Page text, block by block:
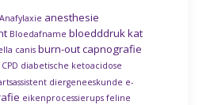
Anafylaxie anesthesie
Bloedafname bloedddruk kat
canis burn-outcapnografie
CPD diabetische ketoacidose
diergeneeskunde e-
eikenprocessierups feline